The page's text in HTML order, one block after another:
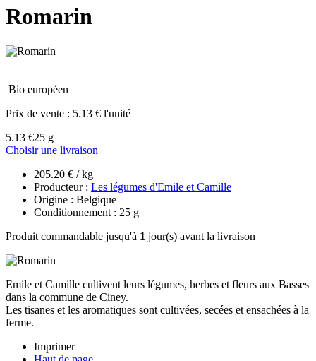
Romarin
Bio européen
Prix de vente : 5.13 € l'unité
5.13 €25 g
Choisir une livraison
205.20 € / kg
Producteur : Les légumes d'Emile et Camille
Origine : Belgique
Conditionnement : 25 g
Produit commandable jusqu'à 1 jour(s) avant la livraison
Emile et Camille cultivent leurs légumes, herbes et fleurs aux Basses
dans la commune de Ciney.
Les tisanes et les aromatiques sont cultivées, secées et ensachées à la
ferme.
Imprimer